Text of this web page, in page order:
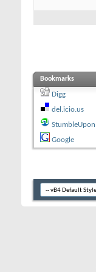
Bookmarks
Digg
del.icio.us
StumbleUpon
Google